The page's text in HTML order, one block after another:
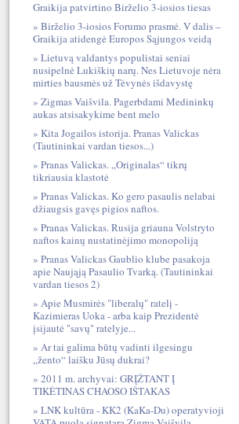
Graikija patvirtino Birželio 3-iosios tiesas
Birželio 3-iosios Forumo prasmė. V dalis –
Graikija atidengė Europos Sąjungos veidą
Lietuvą valdantys populistai seniai
nusipelnė Lukiškių narų. Nes Lietuvoje nėra
mirties bausmės už Tėvynės išdavystę
Zigmas Vaišvila. Pagerbdami Medininkų
aukas atsisakykime bent melo
Kita Jogailos istorija. Pranas Valickas
(Tautininkai vardan tiesos...)
Pranas Valickas. „Originalas“ tikrų
tikriausia klastotė
Pranas Valickas. Ko gero pasaulis nelabai
džiaugsis gavęs pigios naftos.
Pranas Valickas. Rusija griauna Volstryto
naftos kainų nustatinėjimo monopoliją
Pranas Valickas Gaublio klube pasakoja
apie Naująją Pasaulio Tvarką. (Tautininkai
vardan tiesos 2)
Apie Musmirės "liberalų" ratelį -
Kazimieras Uoka - arba kaip Prezidentė
įsijautė "savų" ratelyje...
Ar tai galima būtų vadinti ilgesingu
„žento“ laišku Jūsų dukrai?
2011 m. archyvai: GRĮŽTANT Į
TIKĖTINAS CHAOSO IŠTAKAS
LNK kultūra - KK2 (KaKa-Du) operatyvioji